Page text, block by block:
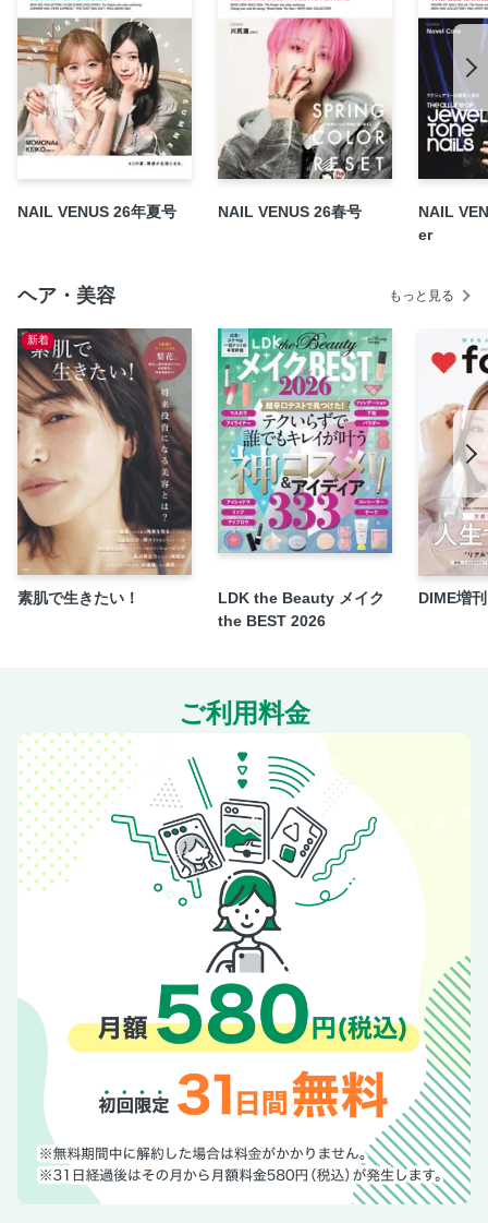
う選択
NAIL EVENT INFO ネイル未来フォーラム 2026
hbaz 代表取締役・長井竜太 Presents 情熱中毒
MEN’S NAIL COLLECTION 手元が整うと、仕事も整う。
オーダーアートサンプル
NAIL EVENT REPORT 前田志：DMMオンラインサロン
VENUS PICK UP 1
VENUS PICK UP 2
『NAIL VENUS』Presents DMMオンラインサロン NEWS!!
次号予告／ショップ＆メーカーリスト
NAIL VENUS 26年夏号 NAIL VENUS 26春号
NAIL
er
ヘア・美容 もっと見る
新着
素肌で生きたい！
LDK the Beauty メイク
the BEST 2026
DIME増
ご利用料金